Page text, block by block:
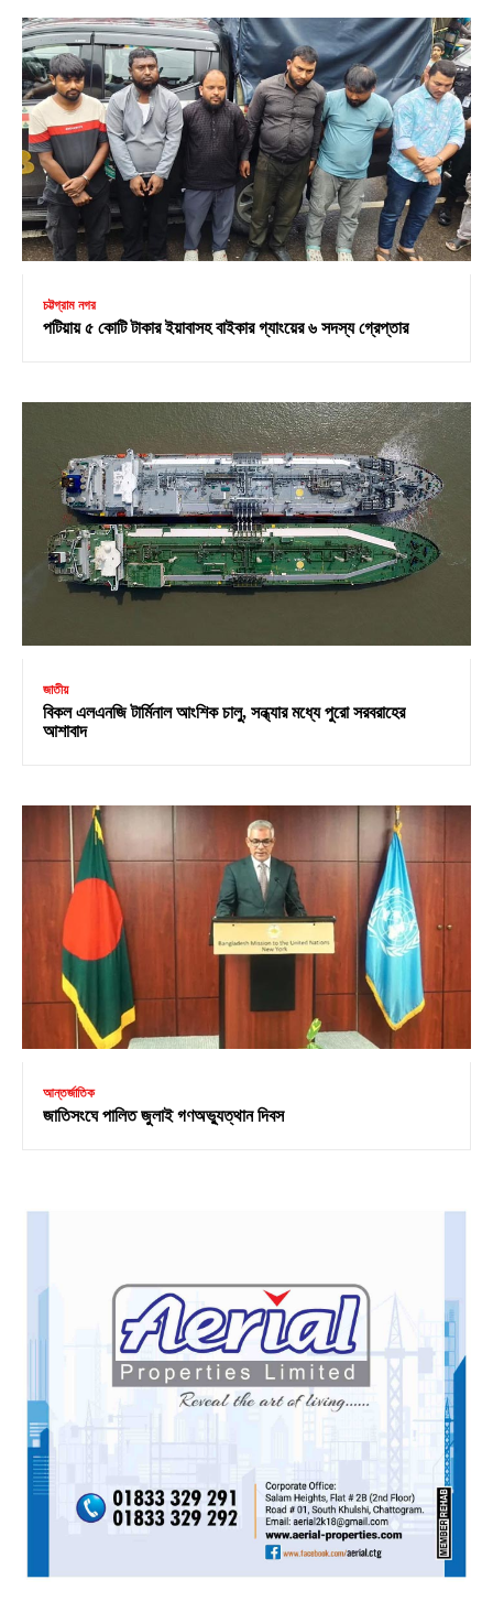
চট্টগ্রাম নগর
পটিয়ায় ৫ কোটি টাকার ইয়াবাসহ বাইকার গ্যাংয়ের ৬ সদস্য গ্রেপ্তার
জাতীয়
বিকল এলএনজি টার্মিনাল আংশিক চালু, সন্ধ্যার মধ্যে পুরো সরবরাহের
আশাবাদ
আন্তর্জাতিক
জাতিসংঘে পালিত জুলাই গণঅভ্যুত্থান দিবস